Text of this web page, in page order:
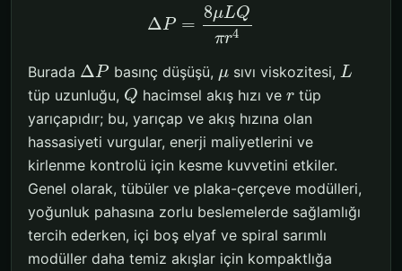
ΔP =
8μLQ
πr4
Burada ΔP basınç düşüşü, μsıvı viskozitesi, L
tüp uzunluğu, Q hacimsel akış hızı ve r tüp
yarıçapıdır; bu, yarıçap ve akış hızına olan
hassasiyeti vurgular, enerji maliyetlerini ve
kirlenme kontrolü için kesme kuvvetini etkiler.
Genel olarak, tübüler ve plaka-çerçeve modülleri,
yoğunluk pahasına zorlu beslemelerde sağlamlığı
tercih ederken, içi boş elyaf ve spiral sarımlı
modüller daha temiz akışlar için kompaktlığa